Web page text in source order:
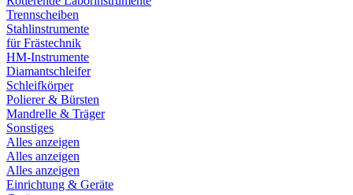
Trennscheiben
Stahlinstrumente
für Frästechnik
HM-Instrumente
Diamantschleifer
Schleifkörper
Polierer & Bürsten
Mandrelle & Träger
Sonstiges
Alles anzeigen
Alles anzeigen
Alles anzeigen
Einrichtung & Geräte